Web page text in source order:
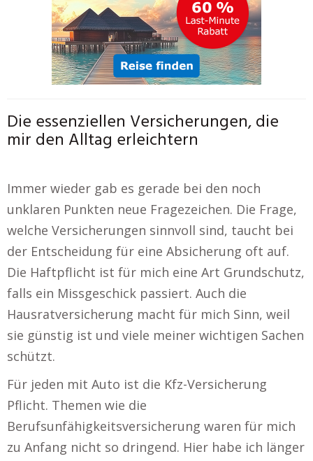
Die essenziellen Versicherungen, die
mir den Alltag erleichtern
Immer wieder gab es gerade bei den noch
unklaren Punkten neue Fragezeichen. Die Frage,
welche Versicherungen sinnvoll sind, taucht bei
der Entscheidung für eine Absicherung oft auf.
Die Haftpflicht ist für mich eine Art Grundschutz,
falls ein Missgeschick passiert. Auch die
Hausratversicherung macht für mich Sinn, weil
sie günstig ist und viele meiner wichtigen Sachen
schützt.
Für jeden mit Auto ist die Kfz-Versicherung
Pflicht. Themen wie die
Berufsunfähigkeitsversicherung waren für mich
zu Anfang nicht so dringend. Hier habe ich länger